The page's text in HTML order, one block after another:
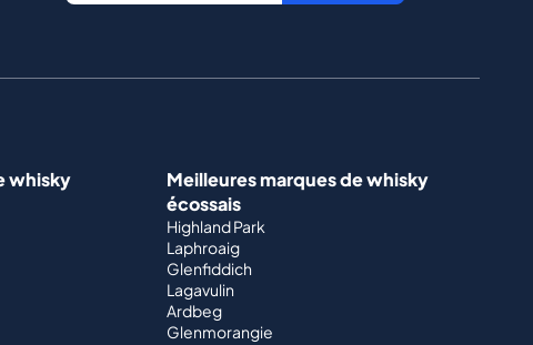
whisky
Meilleures marques de whisky
écossais
Highland Park
Laphroaig
Glenfiddich
Lagavulin
Ardbeg
Glenmorangie